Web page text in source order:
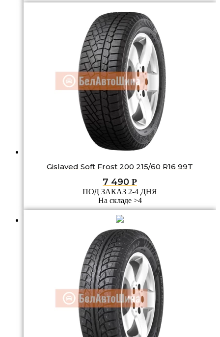
Gislaved Soft Frost 200 215/60 R16 99T
7 490 Р
ПОД ЗАКАЗ 2-4 ДНЯ
На складе >4